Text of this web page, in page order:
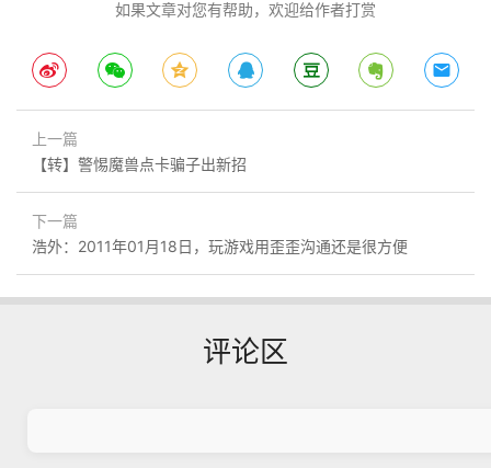
如果文章对您有帮助，欢迎给作者打赏
上一篇
【转】警惕魔兽点卡骗子出新招
下一篇
浩外：2011年01月18日，玩游戏用歪歪沟通还是很方便
评论区